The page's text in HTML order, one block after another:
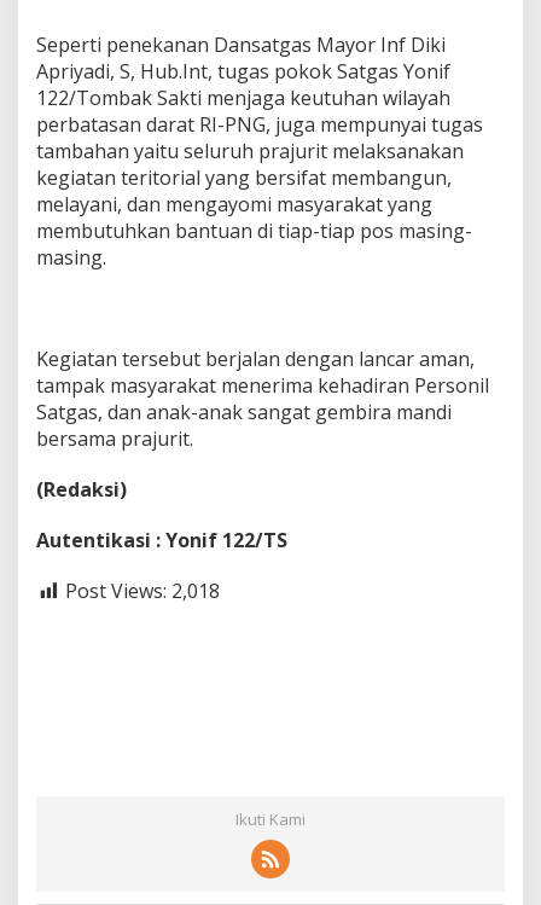
Seperti penekanan Dansatgas Mayor Inf Diki
Apriyadi, S, Hub.Int, tugas pokok Satgas Yonif
122/Tombak Sakti menjaga keutuhan wilayah
perbatasan darat RI-PNG, juga mempunyai tugas
tambahan yaitu seluruh prajurit melaksanakan
kegiatan teritorial yang bersifat membangun,
melayani, dan mengayomi masyarakat yang
membutuhkan bantuan di tiap-tiap pos masing-
masing.
Kegiatan tersebut berjalan dengan lancar aman,
tampak masyarakat menerima kehadiran Personil
Satgas, dan anak-anak sangat gembira mandi
bersama prajurit.
(Redaksi)
Autentikasi : Yonif 122/TS
Post Views: 2,018
Ikuti Kami